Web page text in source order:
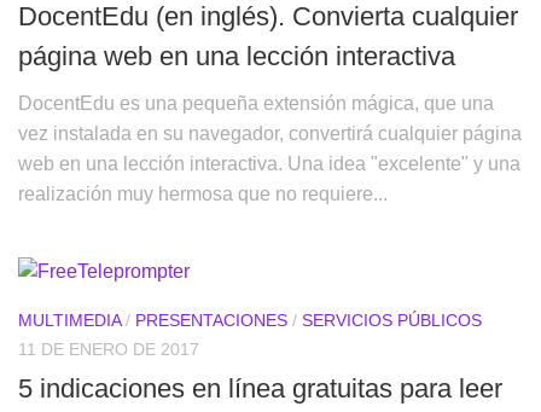
DocentEdu (en inglés). Convierta cualquier
página web en una lección interactiva
DocentEdu es una pequeña extensión mágica, que una
vez instalada en su navegador, convertirá cualquier página
web en una lección interactiva. Una idea "excelente" y una
realización muy hermosa que no requiere...
MULTIMEDIA/ PRESENTACIONES / SERVICIOS PÚBLICOS
11 DE ENERO DE 2017
5 indicaciones en línea gratuitas para leer